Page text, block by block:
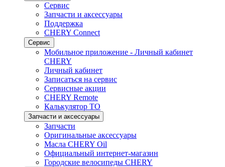
Сервис
Запчасти и аксессуары
Поддержка
CHERY Connect
Сервис
Мобильное приложение - Личный кабинет
CHERY
Личный кабинет
Записаться на сервис
Сервисные акции
CHERY Remote
Калькулятор ТО
Запчасти и аксессуары
Запчасти
Оригинальные аксессуары
Масла CHERY Oil
Официальный интернет-магазин
Городские велосипеды CHERY